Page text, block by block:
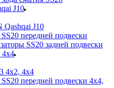
J10
Qashqai J10
передней подвески
SS20 задней подвески
4х4
4х2, 4х4
передней подвески 4х4,